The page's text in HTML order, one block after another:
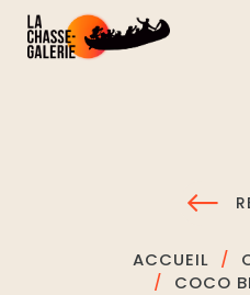
ACCUEIL
COCO